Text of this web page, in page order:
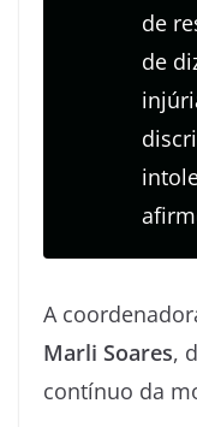
de
de
A
Marli Soares,
contínuo da